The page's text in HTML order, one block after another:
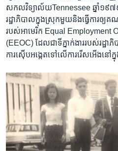
សកល​វិទ្យាល័យ​Tennessee ឆ្នាំ​១៩៧
រដ្ឋាភិបាល​ក្នុង​ស្រុក​មួយ​និង​ធ្វើ​ការ​ឲ្យ​គណ
របស់​អាមេរិក ​Equal Employment
(EEOC) ​ដែល​ជា​ទីភ្នាក់​ងារ​របស់​រដ្
ការ​ស៊ើប​អង្កេត​ទៅ​លើ​ការ​រើស​អើង​នៅ​ក្នុ